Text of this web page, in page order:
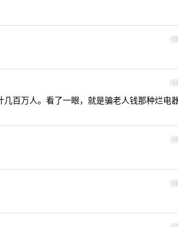
13
14
百万人。看了一眼，就是骗老人钱那种烂电
15
16